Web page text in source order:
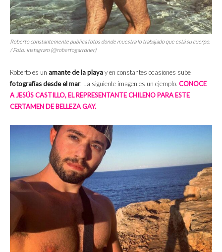
Roberto constantemente publica fotos donde muestra lo trabajado que está su cuerpo.
/ Foto: Instagram (@robertogarrdner)
Roberto es un amante de la playay en constantes ocasiones sube
fotografías desde el mar. La siguiente imagen es un ejemplo. CONOCE
A JESÚS CASTILLO, EL REPRESENTANTE CHILENO PARA ESTE
CERTAMEN DE BELLEZA GAY.